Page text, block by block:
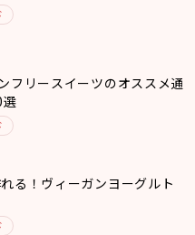
フリースイーツのオススメ通
る！ヴィーガンヨーグルト